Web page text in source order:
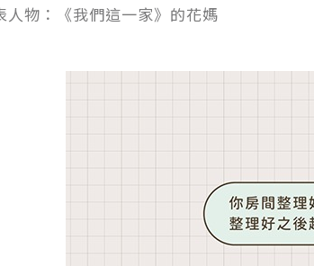
人物：《我們這一家》的花媽